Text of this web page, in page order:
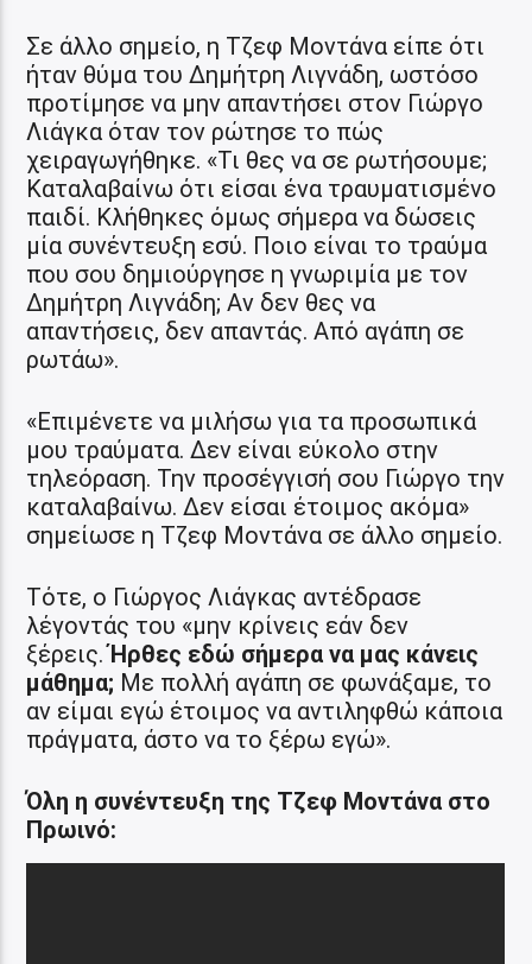
Σε άλλο σημείο, η Τζεφ Μοντάνα είπε ότι
ήταν θύμα του Δημήτρη Λιγνάδη, ωστόσο
προτίμησε να μην απαντήσει στον Γιώργο
Λιάγκα όταν τον ρώτησε το πώς
χειραγωγήθηκε. «Τι θες να σε ρωτήσουμε;
Καταλαβαίνω ότι είσαι ένα τραυματισμένο
παιδί. Κλήθηκες όμως σήμερα να δώσεις
μία συνέντευξη εσύ. Ποιο είναι το τραύμα
που σου δημιούργησε η γνωριμία με τον
Δημήτρη Λιγνάδη; Αν δεν θες να
απαντήσεις, δεν απαντάς. Από αγάπη σε
ρωτάω».
«Επιμένετε να μιλήσω για τα προσωπικά
μου τραύματα. Δεν είναι εύκολο στην
τηλεόραση. Την προσέγγισή σου Γιώργο την
καταλαβαίνω. Δεν είσαι έτοιμος ακόμα»
σημείωσε η Τζεφ Μοντάνα σε άλλο σημείο.
Τότε, ο Γιώργος Λιάγκας αντέδρασε
λέγοντάς του «μην κρίνεις εάν δεν
ξέρεις.Ήρθες εδώ σήμερα να μας κάνεις
μάθημα; Με πολλή αγάπη σε φωνάξαμε, το
αν είμαι εγώ έτοιμος να αντιληφθώ κάποια
πράγματα, άστο να το ξέρω εγώ».
Όλη η συνέντευξη της Τζεφ Μοντάνα στο
Πρωινό: